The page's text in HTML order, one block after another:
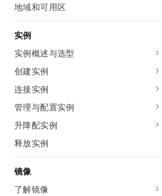
地域和可用区
实例
实例概述与选型
创建实例
连接实例
管理与配置实例
升降配实例
释放实例
镜像
了解镜像
网络与CDN
安全
中间件
大数据计算
媒体服务
企业服务与云通信
安全
网络
可观测
上云与迁云
企业出海